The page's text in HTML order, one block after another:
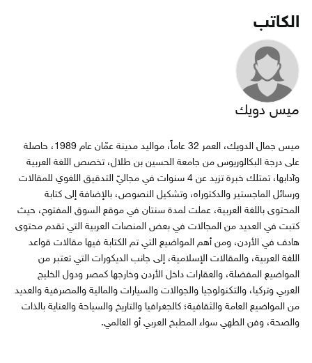
الكاتب
ميس دويك
ميس جمال الدويك، العمر 32 عاماً، مواليد مدينة عمّان عام 1989، حاصلة
على درجة البكالوريوس من جامعة الحسين بن طلال، تخصص اللغة العربية
وآدابها، تمتلك خبرة تزيد عن 4 سنوات في مجاليّ التدقيق اللغوي للمقالات
ورسائل الماجستير والدكتوراه، وتشكيل النصوص، بالإضافة إلى كتابة
المحتوى باللغة العربية، عملت لمدة سنتان في موقع السوق المفتوح، حيث
كتبت في العديد من المجالات في بعض المنصات العربية التي تقدم محتوى
هادف في الأردن، ومن أهم المواضيع التي تم الكتابة فيها مقالات قواعد
اللغة العربية، والمقالات الإسلامية، إلى جانب الديكورات التي تعتبر من
المواضيع المفضلة، والعقارات داخل الأردن وخارجها كمصر ودول الخليج
العربي وتركيا، والتكنولوجيا والجوالات والسيارات والمالية والمصرفية والعديد
من المواضيع العامة والثقافية؛ كالجغرافيا والتاريخ والسياحة والعناية بالذات
والصحة، وفن الطهي سواء المطبخ العربي أو العالمي.